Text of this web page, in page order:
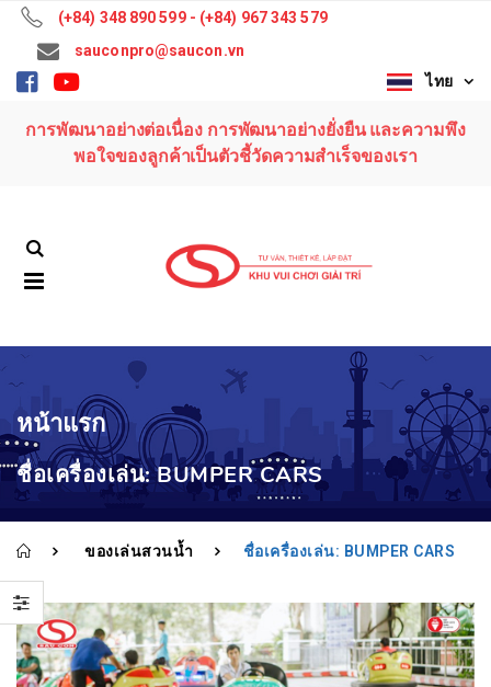
(+84) 348 890 599 - (+84) 967 343 579
sauconpro@saucon.vn
ไทย
การพัฒนาอย่างต่อเนื่อง การพัฒนาอย่างยั่งยืน และความพึง
พอใจของลูกค้าเป็นตัวชี้วัดความสำเร็จของเรา
หน้าแรก
ชื่อเครื่องเล่น: BUMPER CARS
ของเล่นสวนน้ำ ชื่อเครื่องเล่น: BUMPER CARS
ชื่อเครื่องเล่น: Top
สอบถามราคา:
(+84) 348 890
ชื่อเครื่องเล่น: Ferris
Wheel 36M
สอบถามราคา:
(+84) 348 890
599 - (+84) 967
ชื่อเครื่องเล่น: Top
สอบถามราคา:
(+84) 348 890
Express
สอบถามราคา:
343 579
ชื่อเครื่องเล่น: Ferris
Wheel 36M
สอบถามราคา:
(+84) 348 890
599 - (+84) 967
343 579